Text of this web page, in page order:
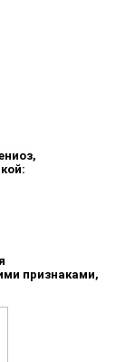
признаками,